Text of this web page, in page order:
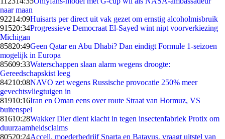
naar maan
92214:09Huisarts per direct uit vak gezet om ernstig alcoholmisbruik
91520:34Progressieve Democraat El-Sayed wint nipt voorverkiezing
Michigan
85820:49Geen Qatar en Abu Dhabi? Dan eindigt Formule 1-seizoen
mogelijk in Europa
85609:33Waterschappen slaan alarm wegens droogte:
Gereedschapskist leeg
84210:08NAVO zet wegens Russische provocatie 250% meer
gevechtsvliegtuigen in
81910:16Iran en Oman eens over route Straat van Hormuz, VS
buitenspel
81610:28Wakker Dier dient klacht in tegen insectenfabriek Protix om
duurzaamheidsclaims
80520:24Accell, moederbedrijf Sparta en Batavus, vraagt uitstel van